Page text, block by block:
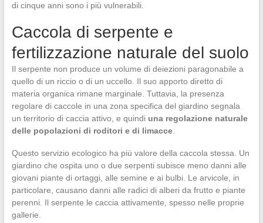
di cinque anni sono i più vulnerabili.
Caccola di serpente e
fertilizzazione naturale del suolo
Il serpente non produce un volume di deiezioni paragonabile a
quello di un riccio o di un uccello. Il suo apporto diretto di
materia organica rimane marginale. Tuttavia, la presenza
regolare di caccole in una zona specifica del giardino segnala
un territorio di caccia attivo, e quindi una regolazione naturale
delle popolazioni di roditori e di limacce.
Questo servizio ecologico ha più valore della caccola stessa. Un
giardino che ospita uno o due serpenti subisce meno danni alle
giovani piante di ortaggi, alle semine e ai bulbi. Le arvicole, in
particolare, causano danni alle radici di alberi da frutto e piante
perenni. Il serpente le caccia attivamente, spesso nelle proprie
gallerie.